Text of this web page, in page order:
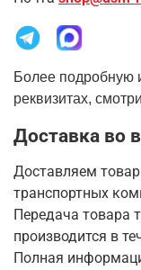
Более подробную
реквизитах,
Доставка во
Доставляем
транспортных
Передача товара
производится в
Полная